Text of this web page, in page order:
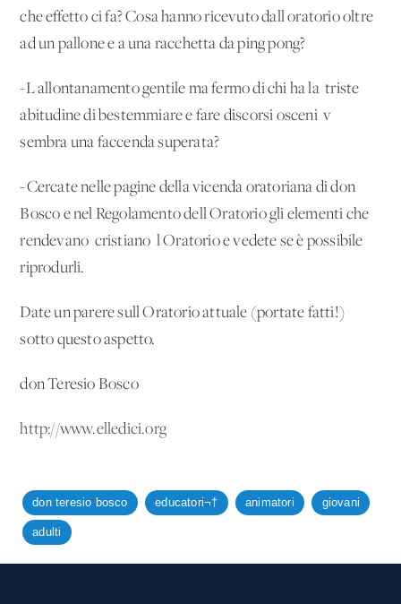
che effetto ci fa? Cosa hanno ricevuto dall'oratorio oltre
ad un pallone e a una racchetta da ping pong?
-L'allontanamento gentile ma fermo di chi ha la 'triste
abitudine di bestemmiare e fare discorsi osceni' v
sembra una faccenda superata?
-Cercate nelle pagine della vicenda oratoriana di don
Bosco e nel Regolamento dell'Oratorio gli elementi che
rendevano 'cristiano' l'Oratorio e vedete se è possibile
riprodurli.
Date un parere sull'Oratorio attuale (portate fatti!)
sotto questo aspetto.
don Teresio Bosco
http://www.elledici.org
don teresio bosco educatori¬† animatori giovani
adulti